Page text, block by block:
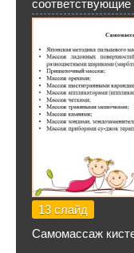
соответствующие
13 слайд
Самомассаж